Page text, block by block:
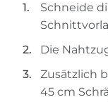
Schneide
Die
Zusätzlich
45 cm